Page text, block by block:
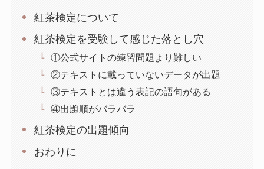
紅茶検定について
紅茶検定を受験して感じた落とし穴
①公式サイトの練習問題より難しい
②テキストに載っていないデータが出題
③テキストとは違う表記の語句がある
④出題順がバラバラ
紅茶検定の出題傾向
おわりに